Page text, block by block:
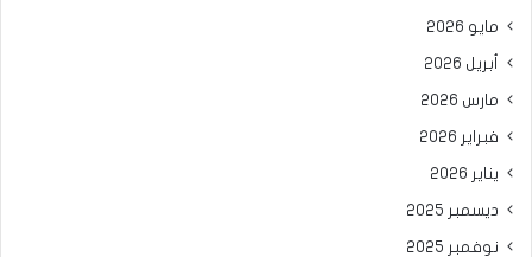
مايو 2026
أبريل 2026
مارس 2026
فبراير 2026
يناير 2026
ديسمبر 2025
نوفمبر 2025